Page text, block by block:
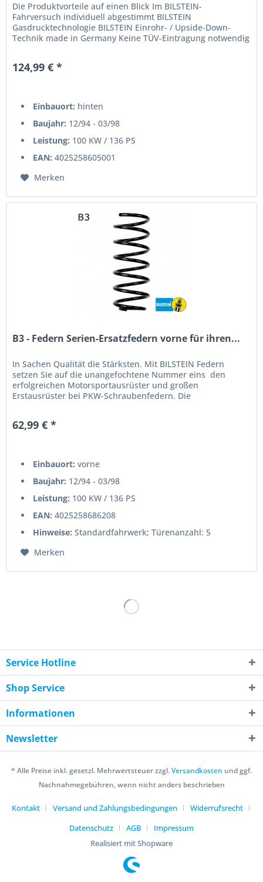
Die Produktvorteile auf einen Blick Im BILSTEIN-
Fahrversuch individuell abgestimmt BILSTEIN
Gasdrucktechnologie BILSTEIN Einrohr- / Upside-Down-
Technik made in Germany Keine TÜV-Eintragung notwendig
124,99 € *
Einbauort: hinten
Baujahr: 12/94 - 03/98
Leistung: 100 KW / 136 PS
EAN: 4025258605001
Merken
B3 - Federn Serien-Ersatzfedern vorne für ihren...
In Sachen Qualität die Stärksten. Mit BILSTEIN Federn
setzen Sie auf die unangefochtene Nummer eins  den
erfolgreichen Motorsportausrüster und großen
Erstausrüster bei PKW-Schraubenfedern. Die
62,99 € *
Einbauort: vorne
Baujahr: 12/94 - 03/98
Leistung: 100 KW / 136 PS
EAN: 4025258686208
Hinweise: Standardfahrwerk; Türenanzahl: 5
Merken
Service Hotline
Shop Service
Informationen
Newsletter
* Alle Preise inkl. gesetzl. Mehrwertsteuer zzgl.Versandkosten und ggf.
Nachnahmegebühren, wenn nicht anders beschrieben
Kontakt Versand und Zahlungsbedingungen
Widerrufsrecht
Datenschutz
AGB
Impressum
Realisiert mit Shopware